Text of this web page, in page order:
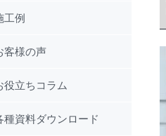
工例
客様の声
役立ちコラム
種資料ダウンロード